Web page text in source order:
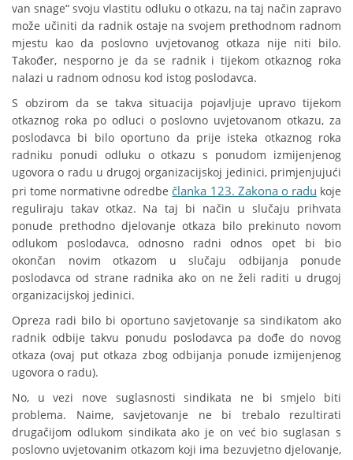
van snage“ svoju vlastitu odluku o otkazu, na taj način zapravo
može učiniti da radnik ostaje na svojem prethodnom radnom
mjestu kao da poslovno uvjetovanog otkaza nije niti bilo.
Također, nesporno je da se radnik i tijekom otkaznog roka
nalazi u radnom odnosu kod istog poslodavca.
S obzirom da se takva situacija pojavljuje upravo tijekom
otkaznog roka po odluci o poslovno uvjetovanom otkazu, za
poslodavca bi bilo oportuno da prije isteka otkaznog roka
radniku ponudi odluku o otkazu s ponudom izmijenjenog
ugovora o radu u drugoj organizacijskoj jedinici, primjenjujući
pri tome normativne odredbe članka 123. Zakona o radu koje
reguliraju takav otkaz. Na taj bi način u slučaju prihvata
ponude prethodno djelovanje otkaza bilo prekinuto novom
odlukom poslodavca, odnosno radni odnos opet bi bio
okončan novim otkazom u slučaju odbijanja ponude
poslodavca od strane radnika ako on ne želi raditi u drugoj
organizacijskoj jedinici.
Opreza radi bilo bi oportuno savjetovanje sa sindikatom ako
radnik odbije takvu ponudu poslodavca pa dođe do novog
otkaza (ovaj put otkaza zbog odbijanja ponude izmijenjenog
ugovora o radu).
No, u vezi nove suglasnosti sindikata ne bi smjelo biti
problema. Naime, savjetovanje ne bi trebalo rezultirati
drugačijom odlukom sindikata ako je on već bio suglasan s
poslovno uvjetovanim otkazom koji ima bezuvjetno djelovanje,